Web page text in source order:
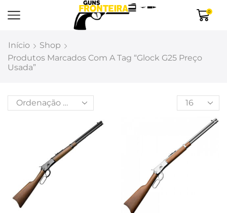
0
Início
Shop
Produtos Marcados Com A Tag “glock G25 Preço
Usada”